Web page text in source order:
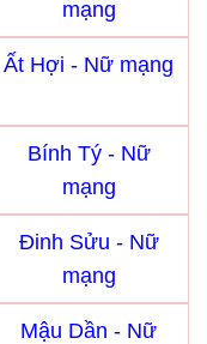
mạng
Ất Hợi - Nữ mạng
Bính Tý - Nữ
mạng
Đinh Sửu - Nữ
mạng
Mậu Dần - Nữ